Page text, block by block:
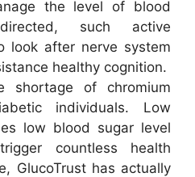
the level of blood
such active
look after nerve system
healthy cognition.
shortage of chromium
individuals. Low
low blood sugar level
countless health
GlucoTrust has actually